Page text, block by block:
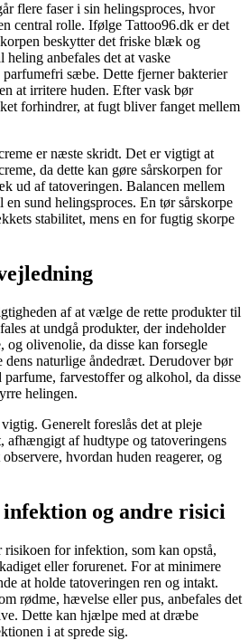
flere faser i sin helingsproces, hvor
central rolle. Ifølge Tattoo96.dk er det
beskytter det friske blæk og
anbefales det at vaske
sæbe. Dette fjerner bakterier
at irritere huden. Efter vask bør
forhindrer, at fugt bliver fanget mellem
er næste skridt. Det er vigtigt at
da dette kan gøre sårskorpen for
ud af tatoveringen. Balancen mellem
sund helingsproces. En tør sårskorpe
stabilitet, mens en for fugtig skorpe
af at vælge de rette produkter til
at undgå produkter, der indeholder
og olivenolie, da disse kan forsegle
dens naturlige åndedræt. Derudover bør
farvestoffer og alkohol, da disse
helingen.
Generelt foreslås det at pleje
afhængigt af hudtype og tatoveringens
hvordan huden reagerer, og
infektion og andre risici
for infektion, som kan opstå,
eller forurenet. For at minimere
at holde tatoveringen ren og intakt.
rødme, hævelse eller pus, anbefales det
Dette kan hjælpe med at dræbe
i at sprede sig.